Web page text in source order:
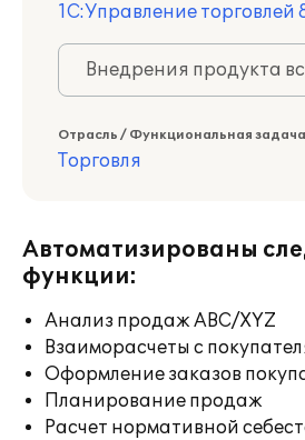
1С:Управление торговлей
Внедрения продукта
Отрасль / Функциональная задача
Торговля
Автоматизированы
функции:
Анализ продаж ABC/XYZ
Взаиморасчеты с
Оформление заказов
Планирование продаж
Расчет нормативной